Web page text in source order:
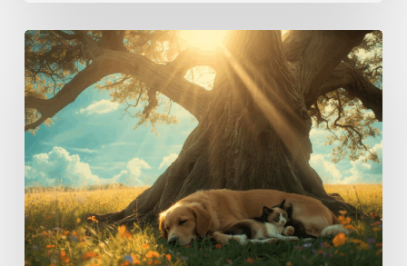
Les
animaux
sont-
ils
appelés
à
l’éternité
?